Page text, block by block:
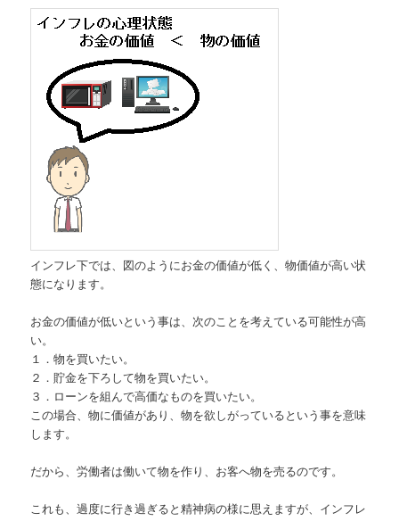
インフレ下では、図のようにお金の価値が低く、物価値が高い状
態になります。
お金の価値が低いという事は、次のことを考えている可能性が高
い。
１．物を買いたい。
２．貯金を下ろして物を買いたい。
３．ローンを組んで高価なものを買いたい。
この場合、物に価値があり、物を欲しがっているという事を意味
します。
だから、労働者は働いて物を作り、お客へ物を売るのです。
これも、過度に行き過ぎると精神病の様に思えますが、インフレ